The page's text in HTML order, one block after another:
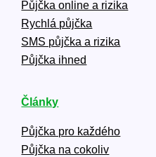
Půjčka online a rizika
Rychlá půjčka
SMS půjčka a rizika
Půjčka ihned
Články
Půjčka pro každého
Půjčka na cokoliv